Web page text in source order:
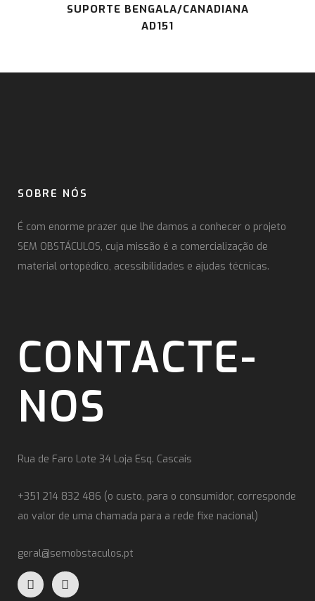
SUPORTE BENGALA/CANADIANA
AD151
SOBRE NÓS
É com enorme prazer que lhe damos a conhecer o projeto
SEM OBSTÁCULOS, cuja missão é a comercialização de
material ortopédico, acessibilidades e ajudas técnicas.
CONTACTE-
NOS
Rua de Faro Lote 34 Loja Esq. Cascais
+351 214 832 486 (o custo, para o consumidor, corresponde
ao valor de uma chamada para a rede fixe nacional)
geral@semobstaculos.pt